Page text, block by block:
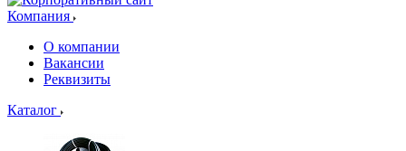
Компания
О компании
Вакансии
Реквизиты
Каталог